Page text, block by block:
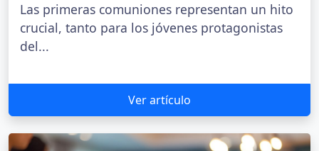
Las primeras comuniones representan un hito
crucial, tanto para los jóvenes protagonistas
del...
Ver artículo